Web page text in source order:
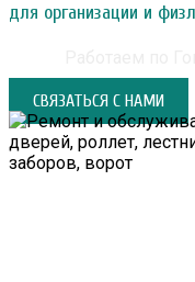
для организации и
СВЯЗАТЬСЯ С НАМИ